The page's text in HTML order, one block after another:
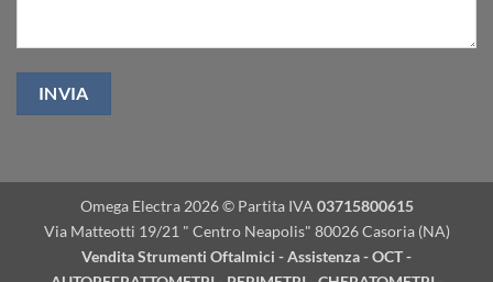
Omega Electra 2026 © Partita IVA 03715800615
Via Matteotti 19/21 " Centro Neapolis" 80026 Casoria (NA)
Vendita Strumenti Oftalmici - Assistenza - OCT -